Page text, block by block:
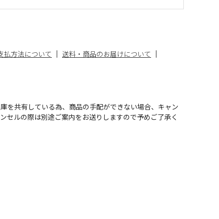
払方法について 送料・商品のお届けについて
を共有している為、商品の手配ができない場合、キャン
セルの際は別途ご案内をお送りしますので予めご了承く